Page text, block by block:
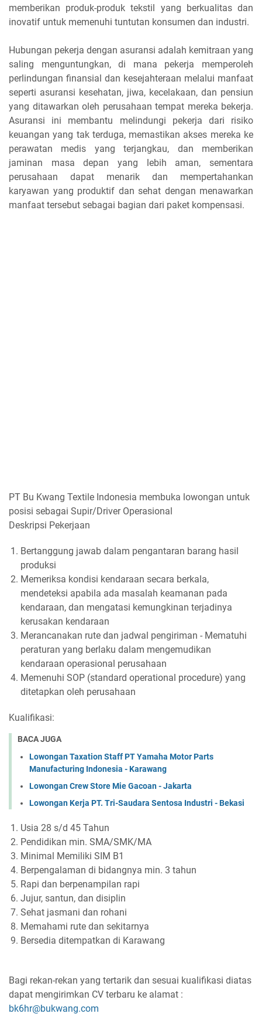
memberikan produk-produk tekstil yang berkualitas dan
inovatif untuk memenuhi tuntutan konsumen dan industri.
Hubungan pekerja dengan asuransi adalah kemitraan yang
saling menguntungkan, di mana pekerja memperoleh
perlindungan finansial dan kesejahteraan melalui manfaat
seperti asuransi kesehatan, jiwa, kecelakaan, dan pensiun
yang ditawarkan oleh perusahaan tempat mereka bekerja.
Asuransi ini membantu melindungi pekerja dari risiko
keuangan yang tak terduga, memastikan akses mereka ke
perawatan medis yang terjangkau, dan memberikan
jaminan masa depan yang lebih aman, sementara
perusahaan dapat menarik dan mempertahankan
karyawan yang produktif dan sehat dengan menawarkan
manfaat tersebut sebagai bagian dari paket kompensasi.
PT Bu Kwang Textile Indonesia membuka lowongan untuk
posisi sebagai Supir/Driver Operasional
Deskripsi Pekerjaan
Bertanggung jawab dalam pengantaran barang hasil
produksi
Memeriksa kondisi kendaraan secara berkala,
mendeteksi apabila ada masalah keamanan pada
kendaraan, dan mengatasi kemungkinan terjadinya
kerusakan kendaraan
Merancanakan rute dan jadwal pengiriman - Mematuhi
peraturan yang berlaku dalam mengemudikan
kendaraan operasional perusahaan
Memenuhi SOP (standard operational procedure) yang
ditetapkan oleh perusahaan
Kualifikasi:
BACA JUGA
Lowongan Taxation Staff PT Yamaha Motor Parts
Manufacturing Indonesia - Karawang
Lowongan Crew Store Mie Gacoan - Jakarta
Lowongan Kerja PT. Tri-Saudara Sentosa Industri - Bekasi
Usia 28 s/d 45 Tahun
Pendidikan min. SMA/SMK/MA
Minimal Memiliki SIM B1
Berpengalaman di bidangnya min. 3 tahun
Rapi dan berpenampilan rapi
Jujur, santun, dan disiplin
Sehat jasmani dan rohani
Memahami rute dan sekitarnya
Bersedia ditempatkan di Karawang
Bagi rekan-rekan yang tertarik dan sesuai kualifikasi diatas
dapat mengirimkan CV terbaru ke alamat :
bk6hr@bukwang.com